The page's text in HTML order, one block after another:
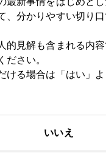
有事の金にはご用心
テーパリング
ジファンド対日銀の対決
、分かりやすい切り
的見解も含まれる内
ださい。
ける場合は「はい」
いいえ